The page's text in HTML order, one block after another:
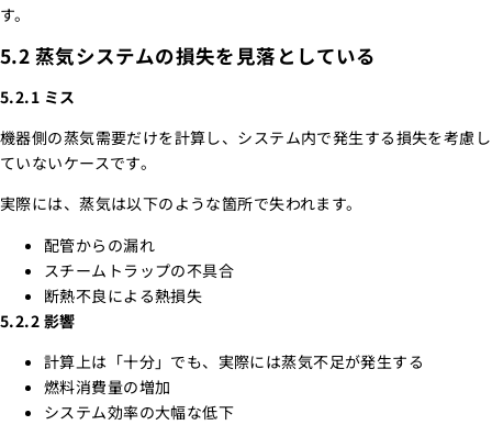
す。
5.2 蒸気システムの損失を見落としている
5.2.1 ミス
機器側の蒸気需要だけを計算し、システム内で発生する損失を考慮し
ていないケースです。
実際には、蒸気は以下のような箇所で失われます。
配管からの漏れ
スチームトラップの不具合
断熱不良による熱損失
5.2.2 影響
計算上は「十分」でも、実際には蒸気不足が発生する
燃料消費量の増加
システム効率の大幅な低下